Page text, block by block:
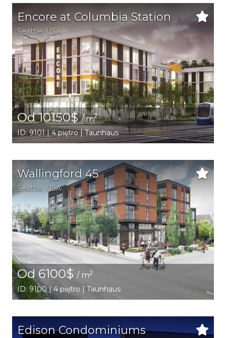
Encore at Columbia Station
Seattle,USA
Od 10150$/ m2
ID: 9101 | 4 piętro | Taunhaus
Wallingford 45
Seattle, USA
Od 6100$ / m2
ID: 9100 | 4 piętro | Taunhaus
Edison Condominiums